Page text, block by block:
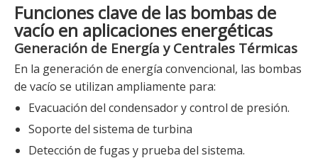
Funciones clave de las bombas de
vacío en aplicaciones energéticas
Generación de Energía y Centrales Térmicas
En la generación de energía convencional, las bombas
de vacío se utilizan ampliamente para:
Evacuación del condensador y control de presión.
Soporte del sistema de turbina
Detección de fugas y prueba del sistema.